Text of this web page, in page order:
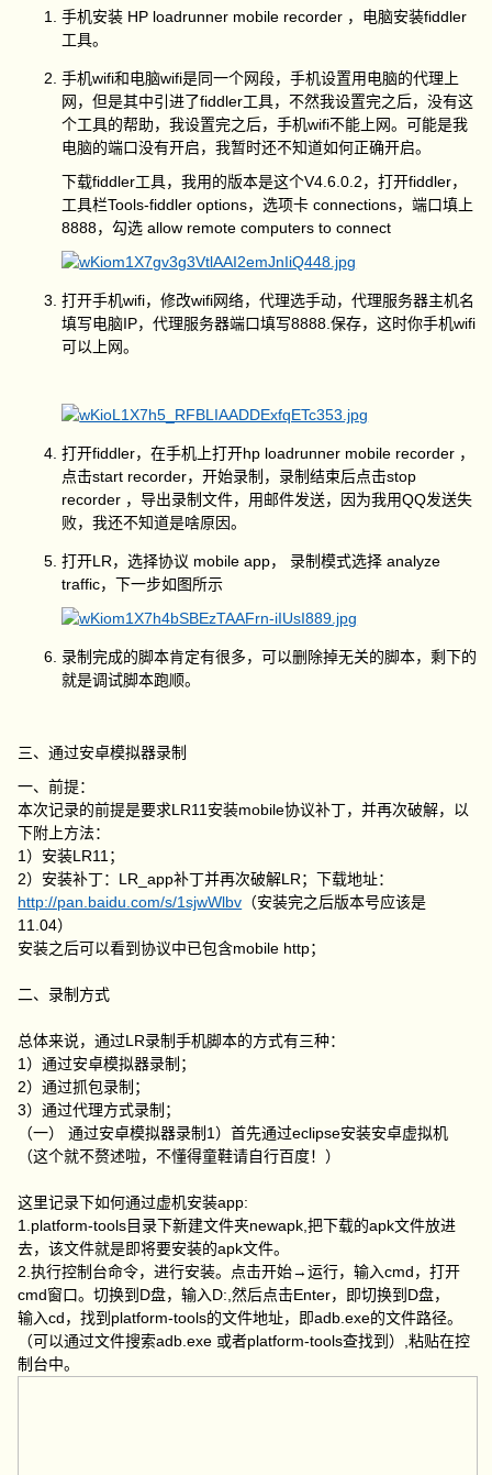
手机安装 HP loadrunner mobile recorder ，电脑安装fiddler
工具。
手机wifi和电脑wifi是同一个网段，手机设置用电脑的代理上
网，但是其中引进了fiddler工具，不然我设置完之后，没有这
个工具的帮助，我设置完之后，手机wifi不能上网。可能是我
电脑的端口没有开启，我暂时还不知道如何正确开启。
下载fiddler工具，我用的版本是这个V4.6.0.2，打开fiddler，
工具栏Tools-fiddler options，选项卡 connections，端口填上
8888，勾选 allow remote computers to connect
打开手机wifi，修改wifi网络，代理选手动，代理服务器主机名
填写电脑IP，代理服务器端口填写8888.保存，这时你手机wifi
可以上网。
打开fiddler，在手机上打开hp loadrunner mobile recorder ，
点击start recorder，开始录制，录制结束后点击stop
recorder ，导出录制文件，用邮件发送，因为我用QQ发送失
败，我还不知道是啥原因。
打开LR，选择协议 mobile app， 录制模式选择 analyze
traffic，下一步如图所示
录制完成的脚本肯定有很多，可以删除掉无关的脚本，剩下的
就是调试脚本跑顺。
三、通过安卓模拟器录制
一、前提：
本次记录的前提是要求LR11安装mobile协议补丁，并再次破解，以
下附上方法：
1）安装LR11；
2）安装补丁：LR_app补丁并再次破解LR；下载地址：
http://pan.baidu.com/s/1sjwWlbv （安装完之后版本号应该是
11.04）
安装之后可以看到协议中已包含mobile http；
二、录制方式
总体来说，通过LR录制手机脚本的方式有三种：
1）通过安卓模拟器录制；
2）通过抓包录制；
3）通过代理方式录制；
（一） 通过安卓模拟器录制1）首先通过eclipse安装安卓虚拟机
（这个就不赘述啦，不懂得童鞋请自行百度！）
这里记录下如何通过虚机安装app:
1.platform-tools目录下新建文件夹newapk,把下载的apk文件放进
去，该文件就是即将要安装的apk文件。
2.执行控制台命令，进行安装。点击开始→运行，输入cmd，打开
cmd窗口。切换到D盘，输入D:,然后点击Enter，即切换到D盘，
输入cd，找到platform-tools的文件地址，即adb.exe的文件路径。
（可以通过文件搜索adb.exe 或者platform-tools查找到）,粘贴在控
制台中。